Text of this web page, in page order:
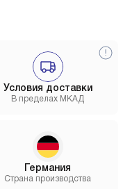
Условия доставки
В пределах МКАД
Германия
Страна производства